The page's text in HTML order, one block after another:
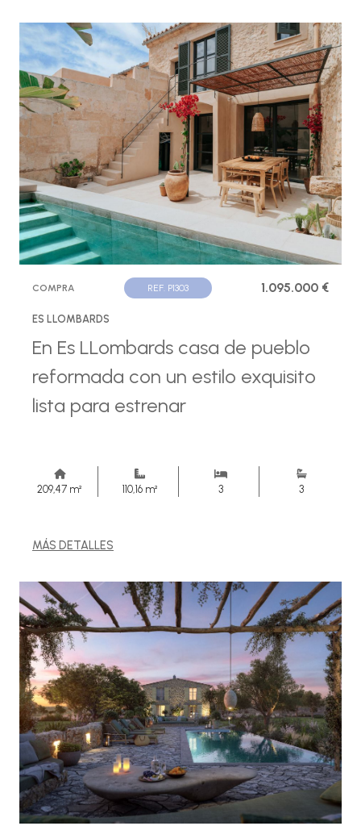
COMPRA REF. P1303 1.095.000 €
ES LLOMBARDS
En Es LLombards casa de pueblo
reformada con un estilo exquisito
lista para estrenar
209,47 m² 110,16 m² 3 3
MÁS DETALLES